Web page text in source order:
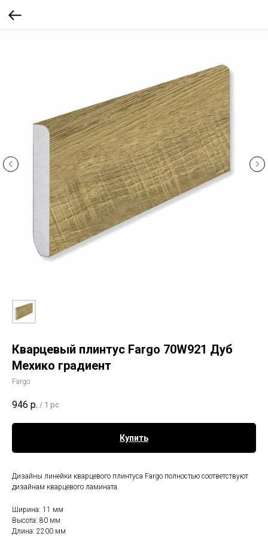
Кварцевый плинтус Fargo 70W921 Дуб
Мехико градиент
Fargo
946 р. / 1 pc
Купить
Дизайны линейки кварцевого плинтуса Fargo полностью соответствуют
дизайнам кварцевого ламината.
Ширина: 11 мм
Высота: 80 мм
Длина: 2200 мм